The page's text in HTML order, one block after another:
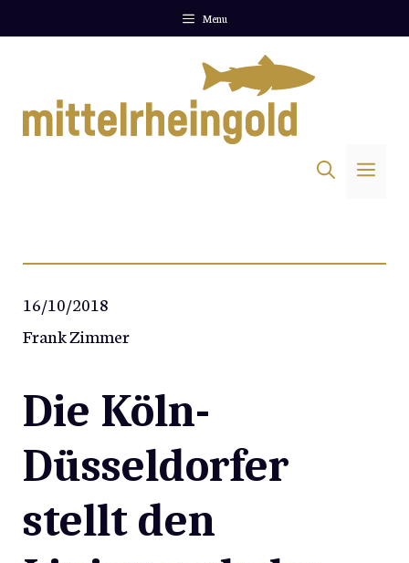
Menu
16/10/2018
Frank Zimmer
Die Köln-
Düsseldorfer
stellt den